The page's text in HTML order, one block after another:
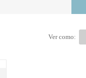
Ver como: